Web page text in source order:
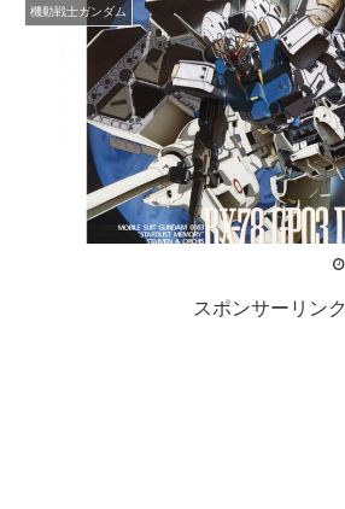
機動戦士ガンダム
スポンサーリンク